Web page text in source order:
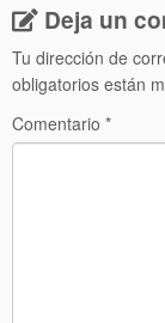
Deja un
Tu dirección de
obligatorios están
Comentario *